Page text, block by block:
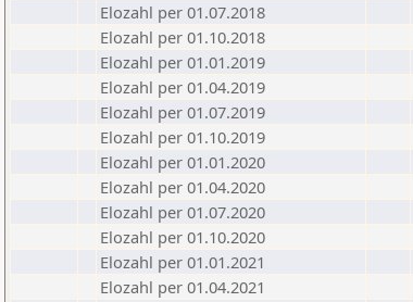
Elozahl per 01.07.2018
Elozahl per 01.10.2018
Elozahl per 01.01.2019
Elozahl per 01.04.2019
Elozahl per 01.07.2019
Elozahl per 01.10.2019
Elozahl per 01.01.2020
Elozahl per 01.04.2020
Elozahl per 01.07.2020
Elozahl per 01.10.2020
Elozahl per 01.01.2021
Elozahl per 01.04.2021